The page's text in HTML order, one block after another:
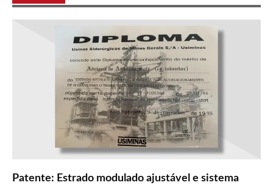
Patente: Estrado modulado ajustável e sistema